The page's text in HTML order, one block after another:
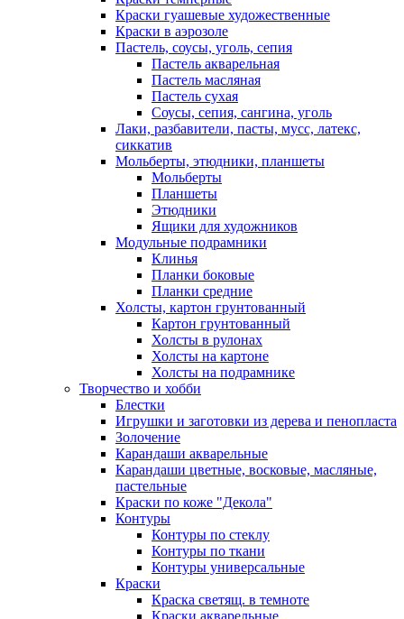
Краски гуашевые художественные
Краски в аэрозоле
Пастель, соусы, уголь, сепия
Пастель акварельная
Пастель масляная
Пастель сухая
Соусы, сепия, сангина, уголь
Лаки, разбавители, пасты, мусс, латекс,
сиккатив
Мольберты, этюдники, планшеты
Мольберты
Планшеты
Этюдники
Ящики для художников
Модульные подрамники
Клинья
Планки боковые
Планки средние
Холсты, картон грунтованный
Картон грунтованный
Холсты в рулонах
Холсты на картоне
Холсты на подрамнике
Творчество и хобби
Блестки
Игрушки и заготовки из дерева и пенопласта
Золочение
Карандаши акварельные
Карандаши цветные, восковые, масляные,
пастельные
Краски по коже "Декола"
Контуры
Контуры по стеклу
Контуры по ткани
Контуры универсальные
Краски
Краска светящ. в темноте
Краски акварельные